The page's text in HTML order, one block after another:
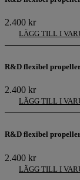
2.400 kr
LÄGG TILL I
R&D flexibel
2.400 kr
LÄGG TILL I
R&D flexibel
2.400 kr
LÄGG TILL I